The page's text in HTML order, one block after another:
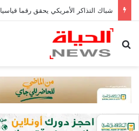
شباك التذاكر الأمريكي يحقق رقما قياسيا
بحث عن